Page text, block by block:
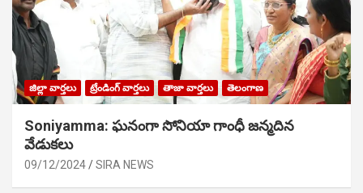
జిల్లా వార్తలు ట్రేండింగ్ వార్తలు తాజా వార్తలు తెలంగాణ
Soniyamma: ఘ‌నంగా సోనియా గాంధీ జ‌న్మ‌దిన
వేడుక‌లు
09/12/2024 SIRA NEWS